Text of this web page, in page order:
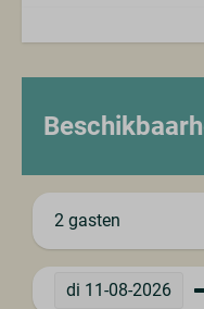
2 gasten
di 11-08-2026